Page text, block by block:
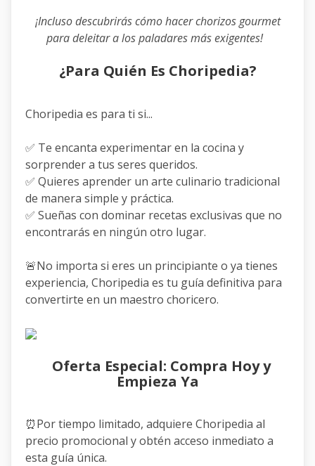
¡Incluso descubrirás cómo hacer chorizos gourmet
para deleitar a los paladares más exigentes!
¿Para Quién Es Choripedia?
Choripedia es para ti si...
✅ Te encanta experimentar en la cocina y
sorprender a tus seres queridos.
✅ Quieres aprender un arte culinario tradicional
de manera simple y práctica.
✅ Sueñas con dominar recetas exclusivas que no
encontrarás en ningún otro lugar.
🚨No importa si eres un principiante o ya tienes
experiencia, Choripedia es tu guía definitiva para
convertirte en un maestro choricero.
Oferta Especial: Compra Hoy y
Empieza Ya
⏰Por tiempo limitado, adquiere Choripedia al
precio promocional y obtén acceso inmediato a
esta guía única.